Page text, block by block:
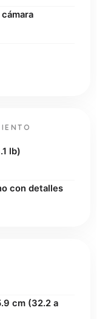
lb)
con detalles
cm (32.2 a